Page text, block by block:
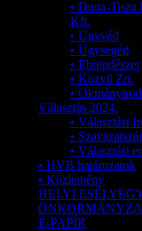
• Duna-
Kft.
• Ügyvéd
• Ügysegéd
• Ebrendészet
• Közvil Zrt.
•
Választás 2024.
• Választási
•
• Választási
• HVB határozatok
• Közlemény
HELYI
E-PAPÍR